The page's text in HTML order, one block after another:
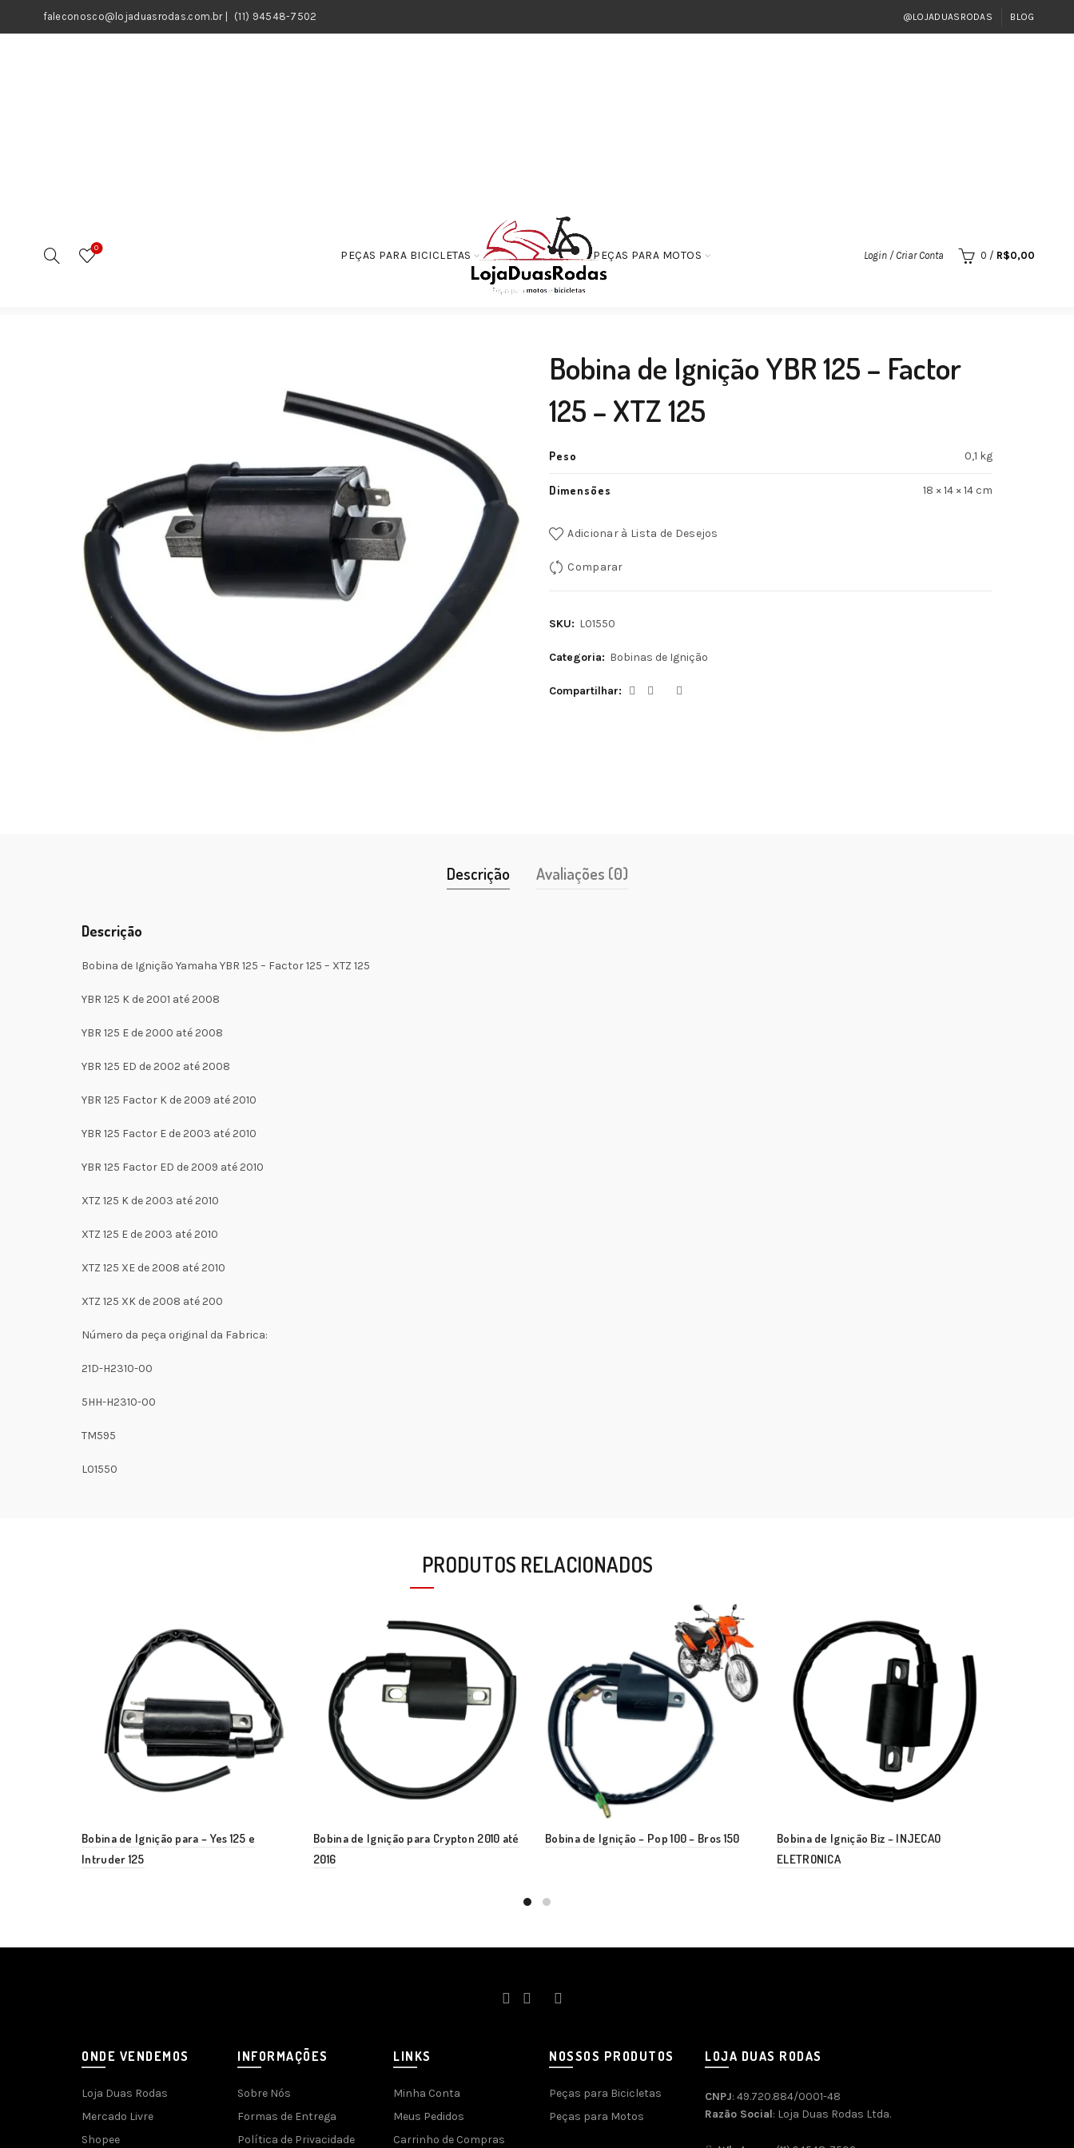
faleconosco@lojaduasrodas.com.br| (11) 94548-7502 @LOJADUASRODAS BLOG
0
PEÇAS PARA BICICLETAS PEÇAS PARA MOTOS Login / Criar Conta 0 / R$0,00
Bobina de Ignição YBR 125 – Factor 125 – XTZ 125
Bobina de Ignição YBR 125 – Factor
125 – XTZ 125
Peso 0,1 kg
Dimensões 18 × 14 × 14 cm
Adicionar à Lista de Desejos
Comparar
SKU: L01550
Categoria: Bobinas de Ignição
Compartilhar
Descrição Avaliações (0)
Descrição
Bobina de Ignição Yamaha YBR 125 – Factor 125 – XTZ 125
YBR 125 K de 2001 até 2008
YBR 125 E de 2000 até 2008
YBR 125 ED de 2002 até 2008
YBR 125 Factor K de 2009 até 2010
YBR 125 Factor E de 2003 até 2010
YBR 125 Factor ED de 2009 até 2010
XTZ 125 K de 2003 até 2010
XTZ 125 E de 2003 até 2010
XTZ 125 XE de 2008 até 2010
XTZ 125 XK de 2008 até 200
Número da peça original da Fabrica:
21D-H2310-00
5HH-H2310-00
TM595
L01550
PRODUTOS RELACIONADOS
Bobina de Ignição para – Yes 125 e
Intruder 125
Bobina de Ignição para Crypton 2010 até
2016
Bobina de Ignição – Pop 100 – Bros 150
Bobina de Ignição Biz – INJECAO
ELETRONICA
ONDE VENDEMOS
Loja Duas Rodas
Mercado Livre
Shopee
INFORMAÇÕES
Sobre Nós
Formas de Entrega
Política de Privacidade
LINKS
Minha Conta
Meus Pedidos
Carrinho de Compras
NOSSOS PRODUTOS
Peças para Bicicletas
Peças para Motos
LOJA DUAS RODAS
CNPJ: 49.720.884/0001-48
Razão Social: Loja Duas Rodas Ltda.